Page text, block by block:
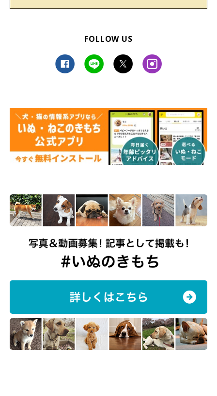
狂犬病予防注射済証および5種以上の混合ワクチンの予防
一緒に宿泊できる犬は最大5頭まで
トイレのしつけ、無駄吠え、飛びつき、噛みつき、いたず
ら（備品破損）をしないようしつけがされているペットに
そのほか注意事項
来館の際は、犬をキャリーバッグやケージなどに入れるこ
と
犬を同伴できるのは、ペット可の専用ヴィラおよび敷地の
FOLLOW US